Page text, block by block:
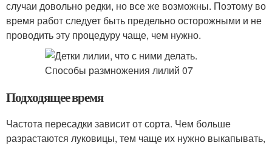
случаи довольно редки, но все же возможны. Поэтому во
время работ следует быть предельно осторожными и не
проводить эту процедуру чаще, чем нужно.
Подходящее время
Частота пересадки зависит от сорта. Чем больше
разрастаются луковицы, тем чаще их нужно выкапывать,